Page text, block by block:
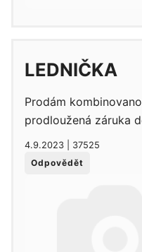
LEDNIČKA
Prodám
prodloužená záruka
4.9.2023 | 37525
Odpovědět